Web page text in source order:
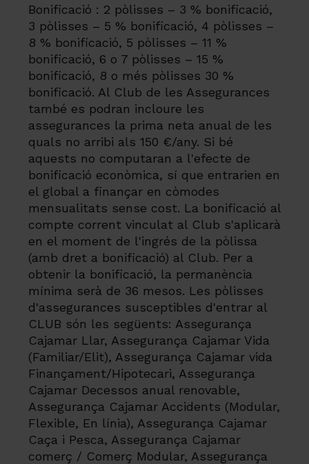
Bonificació : 2 pòlisses – 3 % bonificació,
3 pòlisses – 5 % bonificació, 4 pòlisses –
8 % bonificació, 5 pòlisses – 11 %
bonificació, 6 o 7 pòlisses – 15 %
bonificació, 8 o més pòlisses 30 %
bonificació. Al Club de les Assegurances
també es podran incloure les
assegurances la prima neta anual de les
quals no arribi als 150 €/any. Si bé
aquests no computaran a l'efecte de
bonificació econòmica, sí que entrarien en
el global a finançar en còmodes
mensualitats sense cost. La bonificació al
compte corrent vinculat al Club s'aplicarà
en el moment de l'ingrés de la pòlissa
(amb dret a bonificació) al Club. Per a
obtenir la bonificació, la permanència
mínima serà de 36 mesos. Les pòlisses
d'assegurances susceptibles d'entrar al
CLUB són les següents: Assegurança
Cajamar Llar, Assegurança Cajamar Vida
(Familiar/Elit), Assegurança Cajamar vida
Finançament/Hipotecari, Assegurança
Cajamar Decessos anual renovable,
Assegurança Cajamar Accidents (Modular,
Flexible, En línia), Assegurança Cajamar
Caça i Pesca, Assegurança Cajamar
comerç / Comerç Modular, Assegurança